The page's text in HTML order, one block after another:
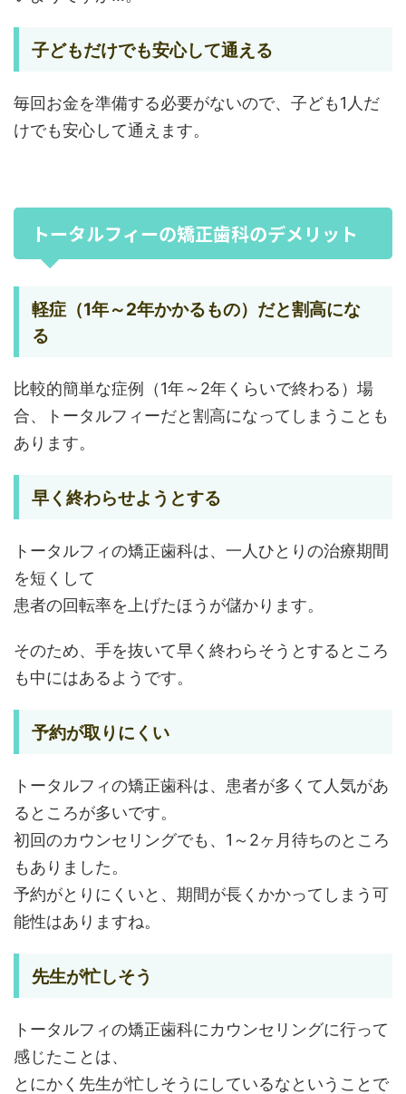
子どもだけでも安心して通える
毎回お金を準備する必要がないので、子ども1人だ
けでも安心して通えます。
トータルフィーの矯正歯科のデメリット
軽症（1年～2年かかるもの）だと割高にな
る
比較的簡単な症例（1年～2年くらいで終わる）場
合、トータルフィーだと割高になってしまうことも
あります。
早く終わらせようとする
トータルフィの矯正歯科は、一人ひとりの治療期間
を短くして
患者の回転率を上げたほうが儲かります。
そのため、手を抜いて早く終わらそうとするところ
も中にはあるようです。
予約が取りにくい
トータルフィの矯正歯科は、患者が多くて人気があ
るところが多いです。
初回のカウンセリングでも、1～2ヶ月待ちのところ
もありました。
予約がとりにくいと、期間が長くかかってしまう可
能性はありますね。
先生が忙しそう
トータルフィの矯正歯科にカウンセリングに行って
感じたことは、
とにかく先生が忙しそうにしているなということで